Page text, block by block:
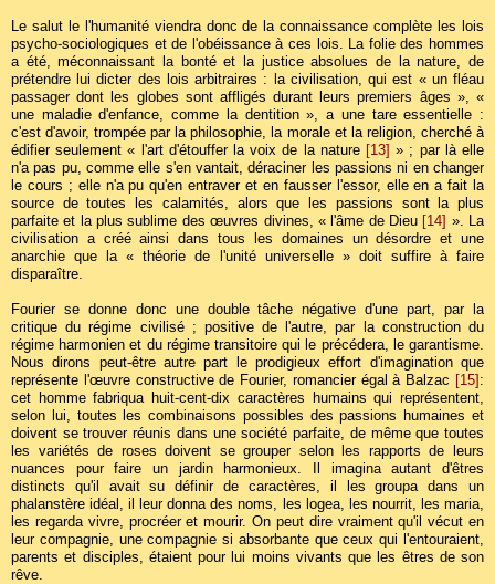
Le salut le l'humanité viendra donc de la connaissance complète les lois
psycho-sociologiques et de l'obéissance à ces lois. La folie des hommes
a été, méconnaissant la bonté et la justice absolues de la nature, de
prétendre lui dicter des lois arbitraires : la civilisation, qui est « un fléau
passager dont les globes sont affligés durant leurs premiers âges », «
une maladie d'enfance, comme la dentition », a une tare essentielle :
c'est d'avoir, trompée par la philosophie, la morale et la religion, cherché à
édifier seulement « l'art d'étouffer la voix de la nature [13] » ; par là elle
n'a pas pu, comme elle s'en vantait, déraciner les passions ni en changer
le cours ; elle n'a pu qu'en entraver et en fausser l'essor, elle en a fait la
source de toutes les calamités, alors que les passions sont la plus
parfaite et la plus sublime des œuvres divines, « l'âme de Dieu [14] ». La
civilisation a créé ainsi dans tous les domaines un désordre et une
anarchie que la « théorie de l'unité universelle » doit suffire à faire
disparaître.
Fourier se donne donc une double tâche négative d'une part, par la
critique du régime civilisé ; positive de l'autre, par la construction du
régime harmonien et du régime transitoire qui le précédera, le garantisme.
Nous dirons peut-être autre part le prodigieux effort d'imagination que
représente l'œuvre constructive de Fourier, romancier égal à Balzac [15] :
cet homme fabriqua huit-cent-dix caractères humains qui représentent,
selon lui, toutes les combinaisons possibles des passions humaines et
doivent se trouver réunis dans une société parfaite, de même que toutes
les variétés de roses doivent se grouper selon les rapports de leurs
nuances pour faire un jardin harmonieux. Il imagina autant d'êtres
distincts qu'il avait su définir de caractères, il les groupa dans un
phalanstère idéal, il leur donna des noms, les logea, les nourrit, les maria,
les regarda vivre, procréer et mourir. On peut dire vraiment qu'il vécut en
leur compagnie, une compagnie si absorbante que ceux qui l'entouraient,
parents et disciples, étaient pour lui moins vivants que les êtres de son
rêve.